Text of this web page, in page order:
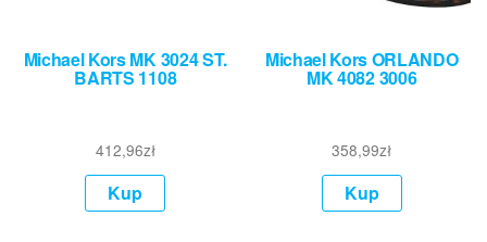
Michael Kors MK 3024 ST.
BARTS 1108
412,96zł
Kup
Michael Kors ORLANDO
MK 4082 3006
358,99zł
Kup